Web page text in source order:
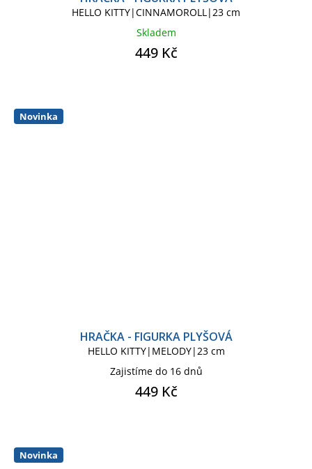
HELLO KITTY|CINNAMOROLL|23 cm
Skladem
449 Kč
Novinka
HRAČKA - FIGURKA PLYŠOVÁ
HELLO KITTY|MELODY|23 cm
Zajistíme do 16 dnů
449 Kč
Novinka